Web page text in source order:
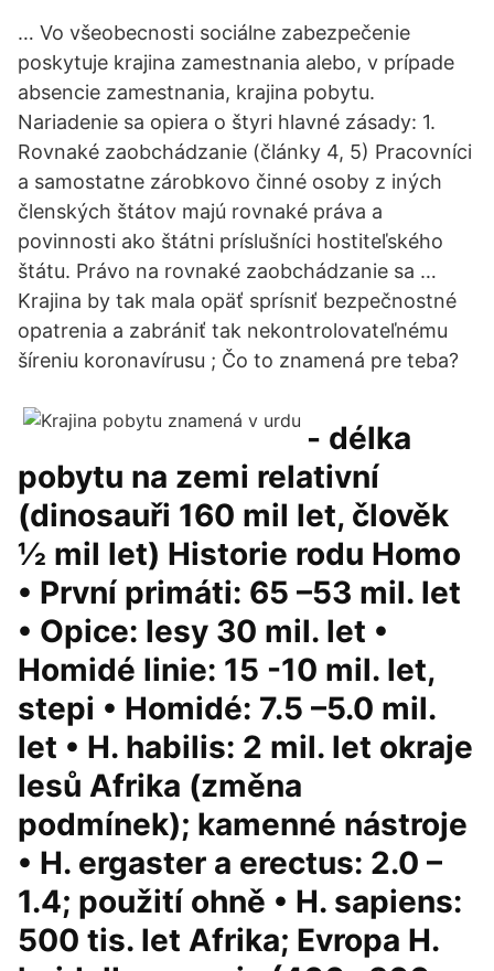
… Vo všeobecnosti sociálne zabezpečenie
poskytuje krajina zamestnania alebo, v prípade
absencie zamestnania, krajina pobytu.
Nariadenie sa opiera o štyri hlavné zásady: 1.
Rovnaké zaobchádzanie (články 4, 5) Pracovníci
a samostatne zárobkovo činné osoby z iných
členských štátov majú rovnaké práva a
povinnosti ako štátni príslušníci hostiteľského
štátu. Právo na rovnaké zaobchádzanie sa …
Krajina by tak mala opäť sprísniť bezpečnostné
opatrenia a zabrániť tak nekontrolovateľnému
šíreniu koronavírusu ; Čo to znamená pre teba?
- délka
pobytu na zemi relativní
(dinosauři 160 mil let, člověk
½ mil let) Historie rodu Homo
• První primáti: 65 –53 mil. let
• Opice: lesy 30 mil. let •
Homidé linie: 15 -10 mil. let,
stepi • Homidé: 7.5 –5.0 mil.
let • H. habilis: 2 mil. let okraje
lesů Afrika (změna
podmínek); kamenné nástroje
• H. ergaster a erectus: 2.0 –
1.4; použití ohně • H. sapiens:
500 tis. let Afrika; Evropa H.